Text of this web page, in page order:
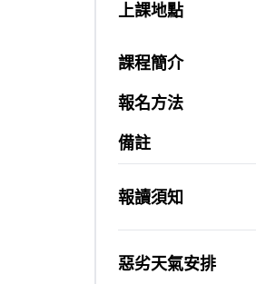
上課地點
課程簡介
報名方法
備註
報讀須知
惡劣天氣安排